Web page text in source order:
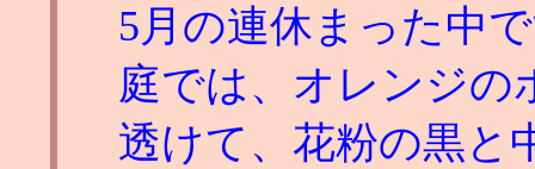
5月の連休まった中
庭では、オレンジの
透けて、花粉の黒と